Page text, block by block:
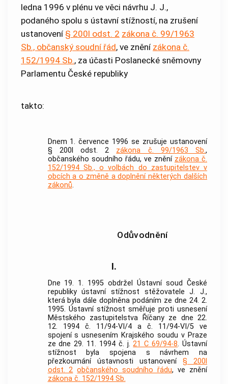
ledna 1996 v plénu ve věci návrhu J. J.,
podaného spolu s ústavní stížností, na zrušení
ustanovení § 200l odst. 2 zákona č. 99/1963
Sb., občanský soudní řád, ve znění zákona č.
152/1994 Sb., za účasti Poslanecké sněmovny
Parlamentu České republiky
takto:
Dnem 1. července 1996 se zrušuje ustanovení
§ 200l odst. 2 zákona č. 99/1963 Sb.,
občanského soudního řádu, ve znění zákona č.
152/1994 Sb., o volbách do zastupitelstev v
obcích a o změně a doplnění některých dalších
zákonů.
Odůvodnění
I.
Dne 19. 1. 1995 obdrželÚstavní soud České
republiky ústavní stížnost stěžovatele J. J.,
která byla dále doplněna podáním ze dne 24. 2.
1995. Ústavní stížnost směřuje proti usnesení
Městského zastupitelstva Říčany ze dne 22.
12. 1994 č. 11/94-VI/4 a č. 11/94-VI/5 ve
spojení s usnesením Krajského soudu v Praze
ze dne 29. 11. 1994 č. j.21 C 69/94-8. Ústavní
stížnost byla spojena s návrhem na
přezkoumání ústavnosti ustanovení § 200l
odst. 2 občanského soudního řádu, ve znění
zákona č. 152/1994 Sb.